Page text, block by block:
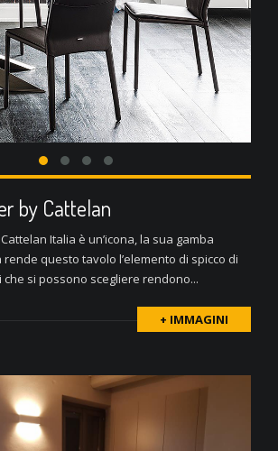
by Cattelan
Italia è un’icona, la sua gamba
questo tavolo l’elemento di spicco di
si possono scegliere rendono...
+ IMMAGINI